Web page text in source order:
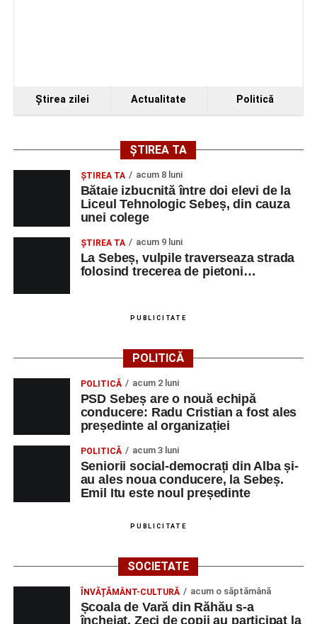
Ştirea zilei Actualitate Politică
ȘTIREA TA
ŞTIREA TA acum 8 luni
Bătaie izbucnită între doi elevi de la
Liceul Tehnologic Sebeș, din cauza
unei colege
ŞTIREA TA acum 9 luni
La Sebeș, vulpile traverseaza strada
folosind trecerea de pietoni…
PUBLICITATE
POLITICĂ
POLITICĂ acum 2 luni
PSD Sebeș are o nouă echipă
conducere: Radu Cristian a fost ales
președinte al organizației
POLITICĂ acum 3 luni
Seniorii social-democrați din Alba și-
au ales noua conducere, la Sebeș.
Emil Itu este noul președinte
PUBLICITATE
SOCIETATE
ÎNVĂȚĂMÂNT-CULTURĂ acum o săptămână
Școala de Vară din Răhău s-a
încheiat. Zeci de copii au participat la